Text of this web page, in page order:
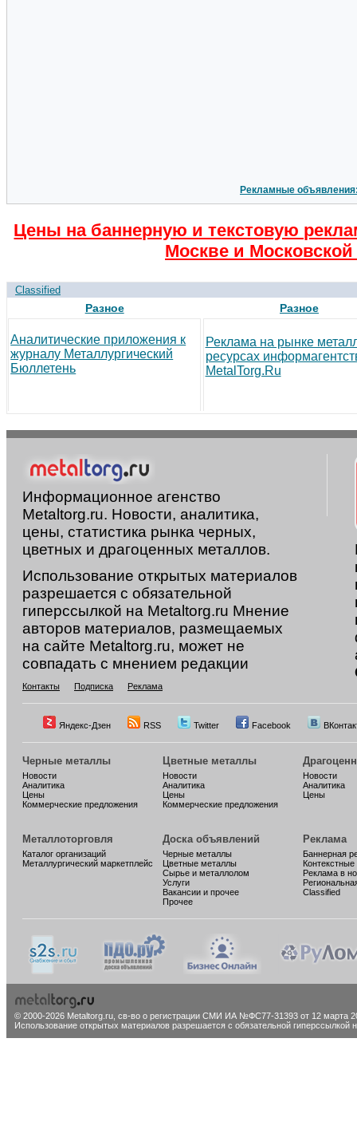
Рекламные
Цены на баннерную и текстовую
Москве и Московской
Classified
Разное
Аналитические приложения к
журналу Металлургический
Бюллетень
Разное
Реклама на рынке
ресурсах
MetalTorg.Ru
Информационное агенство
Metaltorg.ru. Новости, аналитика,
цены, статистика рынка черных,
цветных и драгоценных металлов.
Использование открытых материалов
разрешается с обязательной
гиперссылкой на Metaltorg.ru Мнение
авторов материалов, размещаемых
на сайте Metaltorg.ru, может не
совпадать с мнением редакции
Контакты Подписка Реклама
Яндекс-Дзен RSS Twitter Facebook
Черные металлы
Новости
Аналитика
Цены
Коммерческие предложения
Цветные металлы
Новости
Аналитика
Цены
Коммерческие предложения
Новости
Аналитика
Цены
Металлоторговля
Каталог организаций
Металлургический маркетплейс
Доска объявлений
Черные металлы
Цветные металлы
Сырье и металлолом
Услуги
Вакансии и прочее
Прочее
Реклама
Баннерная
Реклама в
Classified
© 2000-2026 Metaltorg.ru, св-во о регистрации СМИ ИА №ФС77-31393 от 12 марта
Использование открытых материалов разрешается с обязательной гиперссылкой